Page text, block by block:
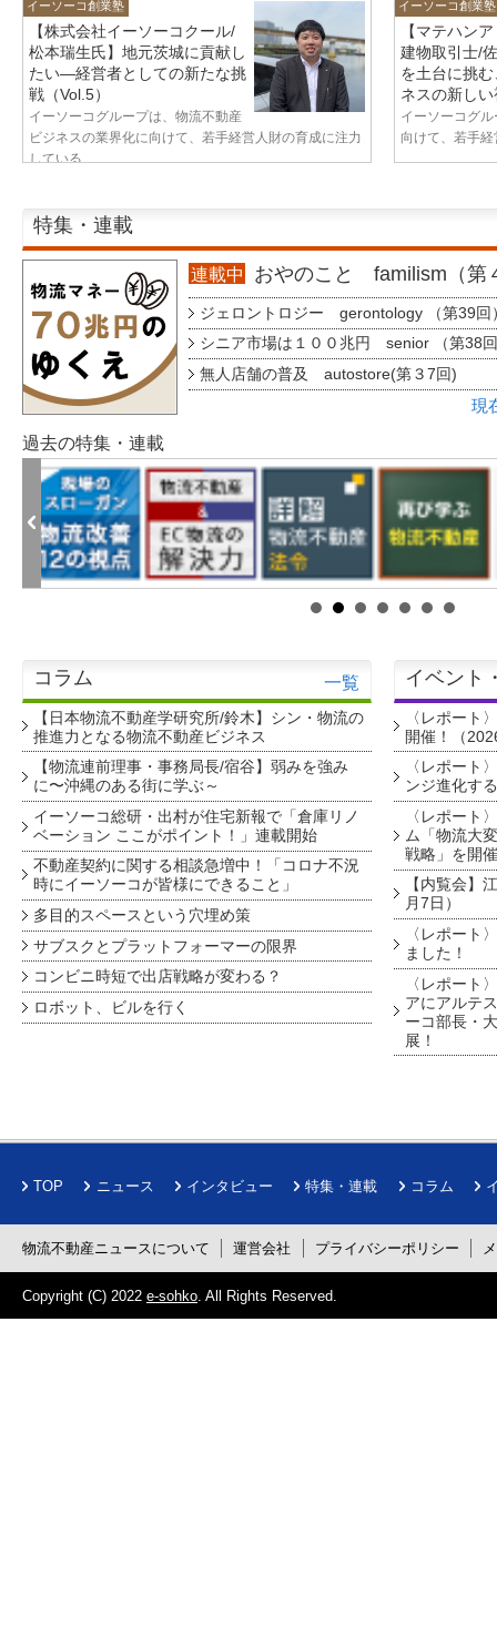
イーソーコ創業塾
【株式会社イーソーコクール/
松本瑞生氏】地元茨城に貢献し
たい—経営者としての新たな挑
戦（Vol.5）
イーソーコグループは、物流不動産
ビジネスの業界化に向けて、若手経営人財の育成に注力
している...
イーソーコ創業塾
【マテハン
建物取引士/
を土台に挑
ネスの新し
イーソーコグ
向けて、若手
特集・連載
連載中 おやのこと familism（第
ジェロントロジー gerontology （第39回
シニア市場は１００兆円 senior （第38
無人店舗の普及 autostore(第３7回)
現
過去の特集・連載
コラム 一覧
【日本物流不動産学研究所/鈴木】シン・物流の
推進力となる物流不動産ビジネス
【物流連前理事・事務局長/宿谷】弱みを強み
に〜沖縄のある街に学ぶ～
イーソーコ総研・出村が住宅新報で「倉庫リノ
ベーション ここがポイント！」連載開始
不動産契約に関する相談急増中！「コロナ不況
時にイーソーコが皆様にできること」
多目的スペースという穴埋め策
サブスクとプラットフォーマーの限界
コンビニ時短で出店戦略が変わる？
ロボット、ビルを行く
イベント
〈レポート
開催！（
〈レポート
ンジ進化す
〈レポート
ム「物流大
戦略」を開
【内覧会】
月7日）
〈レポート
ました！
〈レポート
アにアルテ
ーコ部長・
展！
TOP ニュース インタビュー 特集・連載 コラム
物流不動産ニュースについて 運営会社 プライバシーポリシー
Copyright (C) 2022 e-sohko . All Rights Reserved.